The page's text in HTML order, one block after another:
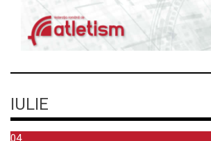
IULIE